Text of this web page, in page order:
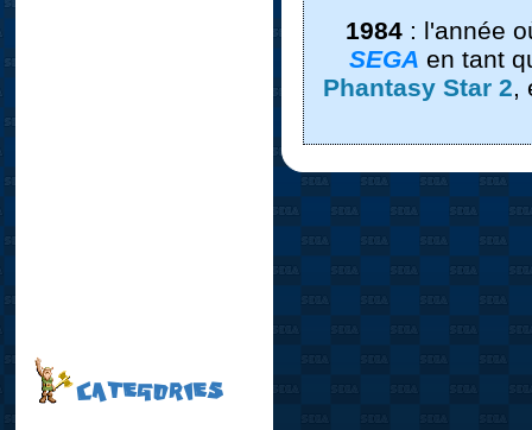
1984 : l'année
SEGA en tant
Phantasy Star 2,
CATEGORIES